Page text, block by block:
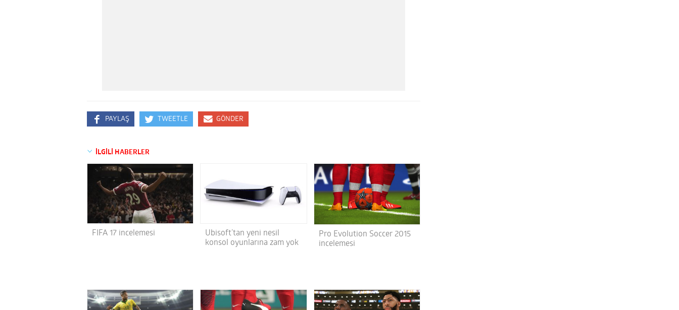
PAYLAŞ TWEETLE GÖNDER
İLGİLİ HABERLER
FIFA 17 incelemesi
Ubisoft’tan yeni nesil
konsol oyunlarına zam yok
Pro Evolution Soccer 2015
incelemesi